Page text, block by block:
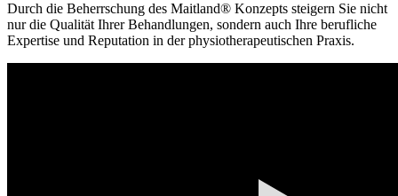
Durch die Beherrschung des Maitland® Konzepts steigern Sie nicht
nur die Qualität Ihrer Behandlungen, sondern auch Ihre berufliche
Expertise und Reputation in der physiotherapeutischen Praxis.